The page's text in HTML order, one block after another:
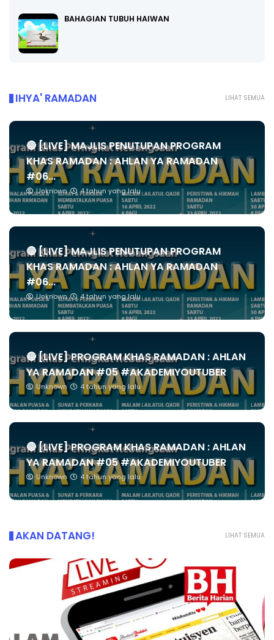
BAHAGIAN TUBUH HAIWAN
LIHAT SEMUA
IHYA' RAMADAN
🔴 [LIVE] MAJLIS PENUTUPAN PROGRAM
KHAS RAMADAN : AHLAN YA RAMADAN
#06...
Unknown 4 tahun yang lalu
🔴 [LIVE] MAJLIS PENUTUPAN PROGRAM
KHAS RAMADAN : AHLAN YA RAMADAN
#06...
Unknown 4 tahun yang lalu
🔴 [LIVE] PROGRAM KHAS RAMADAN : AHLAN
YA RAMADAN #05 #AKADEMIYOUTUBER
Unknown 4 tahun yang lalu
🔴 [LIVE] PROGRAM KHAS RAMADAN : AHLAN
YA RAMADAN #05 #AKADEMIYOUTUBER
Unknown 4 tahun yang lalu
LIHAT SEMUA
AKAN DATANG!